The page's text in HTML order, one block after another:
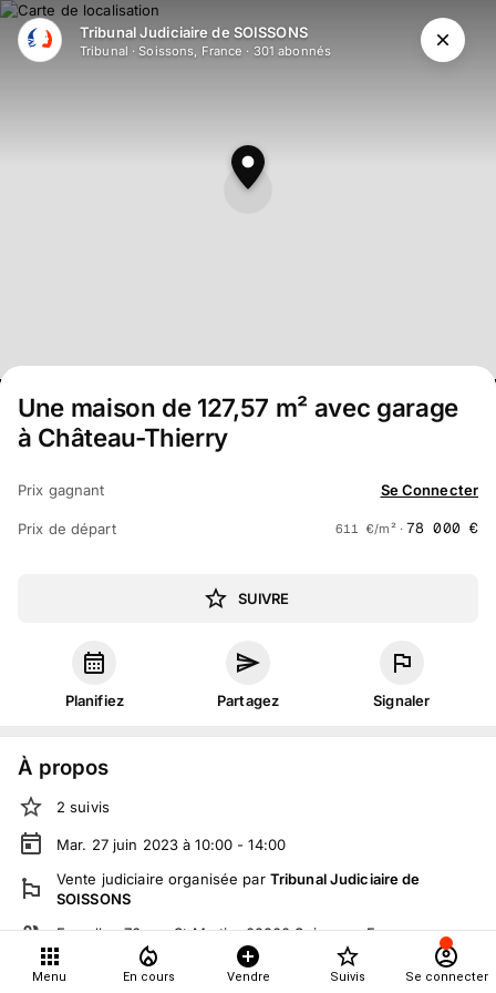
Aller au contenu principal
Tribunal Judiciaire de SOISSONS
Tribunal ·Soissons, France · 301 abonnés
Une maison de 127,57 m² avec garage
à Château-Thierry
Prix gagnant Se Connecter
Prix de départ 611 €/m² ·78 000 €
SUIVRE
Planifiez Partagez Signaler
À propos
2 suivis
Mar. 27 juin 2023 à 10:00 - 14:00
Vente judiciaire organisée par Tribunal Judiciaire de
SOISSONS
En salle :76 rue St Martin, 02200 Soissons, France
Tout le monde peut participer
Menu En cours Vendre Suivis Se connecter